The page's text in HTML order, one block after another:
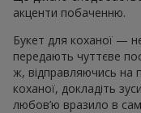
акценти побаченню.
Букет для коханої —
передають чуттєве
ж, відправляючись на
коханої, докладіть
любов’ю вразило в